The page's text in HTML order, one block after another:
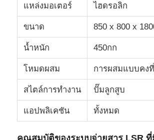
บ้าน
ผลิตภัณฑ์
แหล่งมอเตอร์ ไฮดรอลิก
ขนาด 850 x 800 x
น้ำหนัก 450กก
โหมดผสม การผสมแบบคงที่
สไตล์การทำงาน ปั๊มลูกสูบ
แอปพลิเคชัน ทั้งหมด
คุณสมบัติของระบบจ่ายสาร LSR